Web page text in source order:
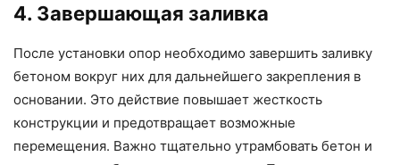
4. Завершающая заливка
После установки опор необходимо завершить заливку
бетоном вокруг них для дальнейшего закрепления в
основании. Это действие повышает жесткость
конструкции и предотвращает возможные
перемещения. Важно тщательно утрамбовать бетон и